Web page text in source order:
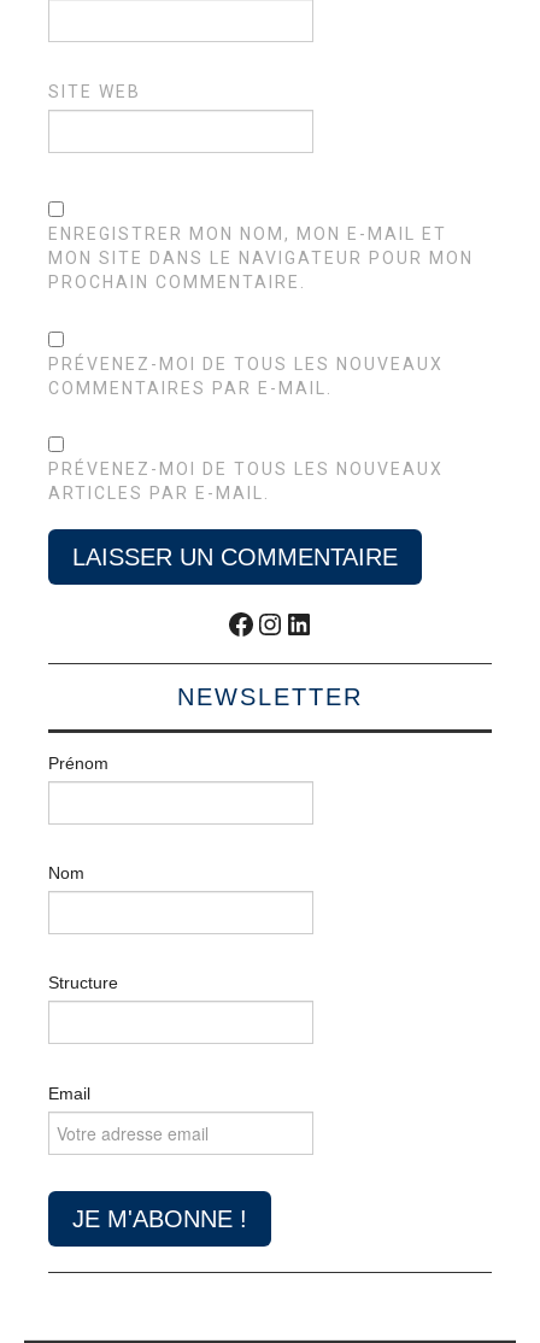
SITE WEB
ENREGISTRER MON NOM, MON E-MAIL ET
MON SITE DANS LE NAVIGATEUR POUR MON
PROCHAIN COMMENTAIRE.
PRÉVENEZ-MOI DE TOUS LES NOUVEAUX
COMMENTAIRES PAR E-MAIL.
PRÉVENEZ-MOI DE TOUS LES NOUVEAUX
ARTICLES PAR E-MAIL.
Facebook
Instagram
LinkedIn
NEWSLETTER
Prénom
Nom
Structure
Email